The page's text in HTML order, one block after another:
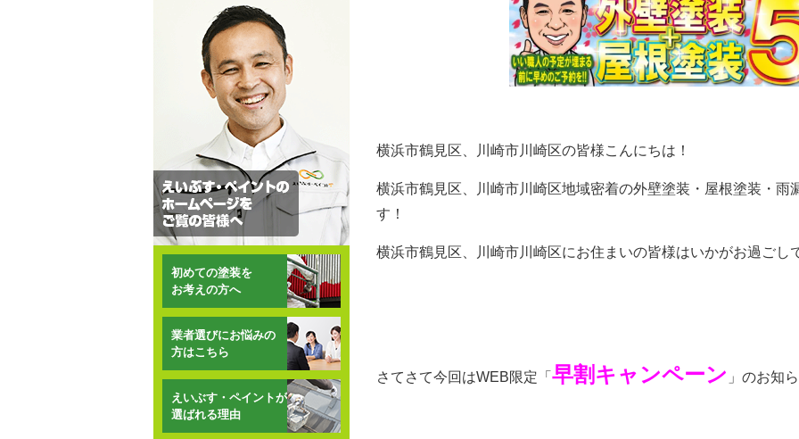
横浜市鶴見区、川崎市川崎区の皆様こんにちは！
横浜市鶴見区、川崎市川崎区地域密着の外壁塗装・屋根塗装・雨
す！
横浜市鶴見区、川崎市川崎区にお住まいの皆様はいかがお過ごし
さてさて今回はWEB限定「 早割キャンペーン 」のお知
初めての塗装を
お考えの方へ
業者選びにお悩みの
方はこちら
えいぶす・ペイントが
選ばれる理由